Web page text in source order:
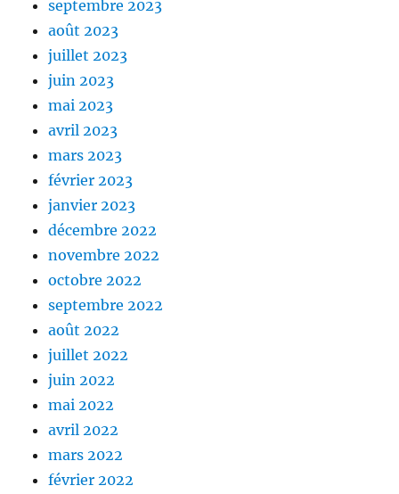
septembre 2023
août 2023
juillet 2023
juin 2023
mai 2023
avril 2023
mars 2023
février 2023
janvier 2023
décembre 2022
novembre 2022
octobre 2022
septembre 2022
août 2022
juillet 2022
juin 2022
mai 2022
avril 2022
mars 2022
février 2022